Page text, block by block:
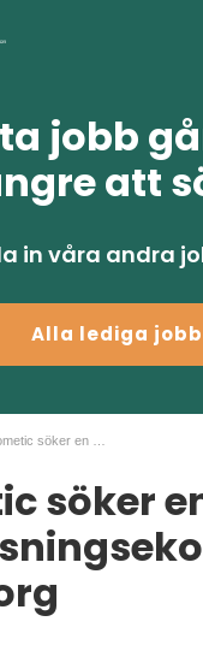
jobb
att
in våra andra
Alla lediga jobb
söker